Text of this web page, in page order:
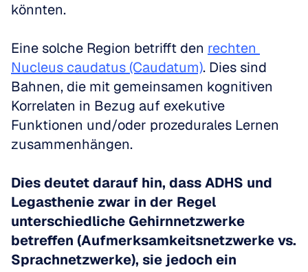
könnten.
Eine solche Region betrifft den rechten
Nucleus caudatus (Caudatum). Dies sind
Bahnen, die mit gemeinsamen kognitiven
Korrelaten in Bezug auf exekutive
Funktionen und/oder prozedurales Lernen
zusammenhängen.
Dies deutet darauf hin, dass ADHS und
Legasthenie zwar in der Regel
unterschiedliche Gehirnnetzwerke
betreffen (Aufmerksamkeitsnetzwerke vs.
Sprachnetzwerke), sie jedoch ein